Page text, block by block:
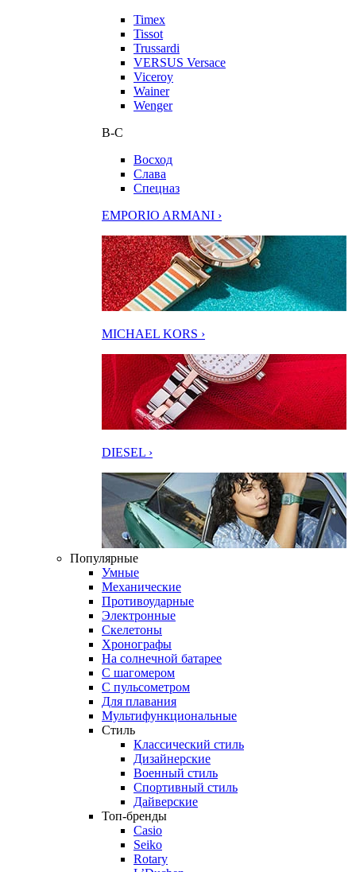
Timex
Tissot
Trussardi
VERSUS Versace
Viceroy
Wainer
Wenger
В-С
Восход
Слава
Спецназ
EMPORIO ARMANI ›
MICHAEL KORS ›
DIESEL ›
Популярные
Умные
Механические
Противоударные
Электронные
Скелетоны
Хронографы
На солнечной батарее
С шагомером
С пульсометром
Для плавания
Мультифункциональные
Стиль
Классический стиль
Дизайнерские
Военный стиль
Спортивный стиль
Дайверские
Топ-бренды
Casio
Seiko
Rotary